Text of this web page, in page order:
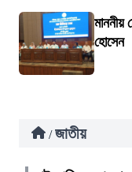
মাননীয়
হোসেন
/ জাতীয়